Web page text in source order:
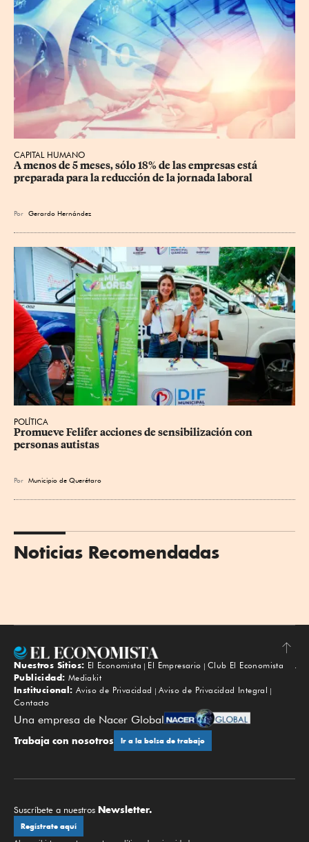
CAPITAL HUMANO
A menos de 5 meses, sólo 18% de las empresas está
preparada para la reducción de la jornada laboral
Por Gerardo Hernández
POLÍTICA
Promueve Felifer acciones de sensibilización con
personas autistas
Por Municipio de Querétaro
Noticias Recomendadas
Subir
Nuestros Sitios: El Economista El Empresario
Club El Economista
Publicidad: Mediakit
Institucional: Aviso de Privacidad
Aviso de Privacidad Integral
Contacto
Una empresa de Nacer Global
Trabaja con nosotros Ir a la bolsa de trabajo
Suscríbete a nuestros Newsletter.
Regístrate aquí